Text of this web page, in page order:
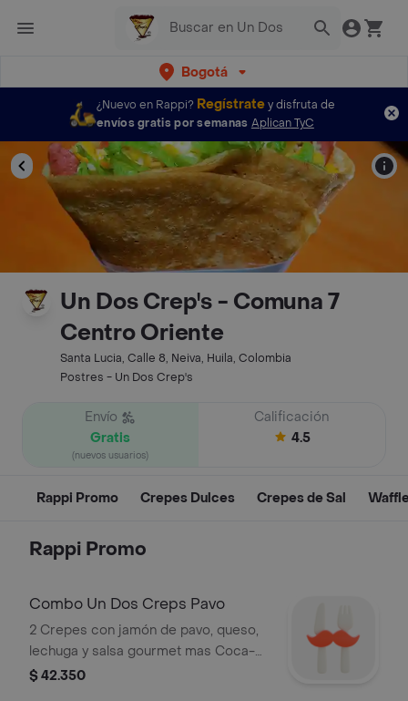
Bogotá
¿Nuevo en Rappi? Regístratey disfruta de
envíos gratis por semanas Aplican TyC
Un Dos Crep's - Comuna 7
Centro Oriente
Santa Lucia, Calle 8, Neiva, Huila, Colombia
Postres - Un Dos Crep's
Envío
Gratis
(nuevos usuarios)
Calificación
4.5
Rappi Promo Crepes Dulces Crepes de Sal
Rappi Promo
Combo Un Dos Creps Pavo
2 Crepes con jamón de pavo, queso,
lechuga y salsa gourmet mas Coca-
Cola de 500 ml
$ 42.350